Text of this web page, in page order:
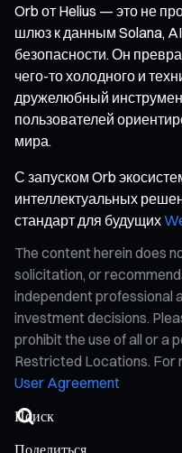
Orb от Helius — это не
шлюз к данным Solana,
безопасности. Он
чего-то холодного и
дружелюбный
пользователей
мира.
С запуском Orb
интеллектуальных
стандарт для будущих
The content herein does
solicitation, or
independent professional
investment decisions.
prohibit the use of all or a
Restricted Locations. For
User Agreement
Поделиться